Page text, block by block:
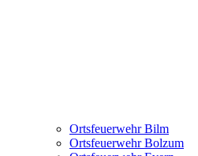
Ortsfeuerwehr Bilm
Ortsfeuerwehr Bolzum